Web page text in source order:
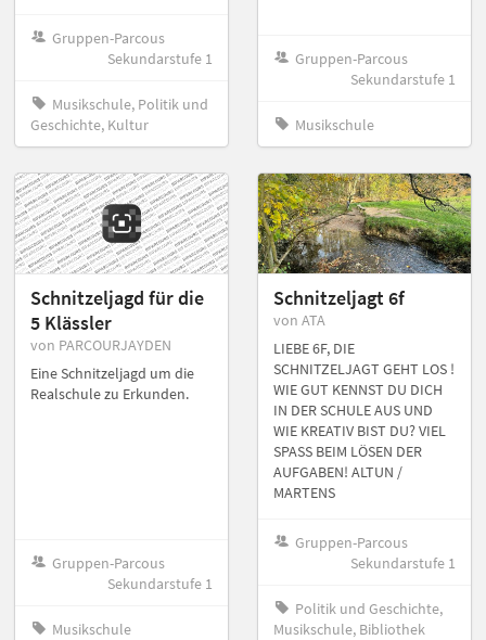
Gruppen-Parcous
Sekundarstufe 1
Musikschule, Politik und
Geschichte, Kultur
Gruppen-Parcous
Sekundarstufe 1
Musikschule
Schnitzeljagd für die
5 Klässler
von PARCOURJAYDEN
Eine Schnitzeljagd um die
Realschule zu Erkunden.
Gruppen-Parcous
Sekundarstufe 1
Musikschule
Schnitzeljagt 6f
von ATA
LIEBE 6F, DIE
SCHNITZELJAGT GEHT LOS !
WIE GUT KENNST DU DICH
IN DER SCHULE AUS UND
WIE KREATIV BIST DU? VIEL
SPASS BEIM LÖSEN DER
AUFGABEN! ALTUN /
MARTENS
Gruppen-Parcous
Sekundarstufe 1
Politik und Geschichte,
Musikschule, Bibliothek